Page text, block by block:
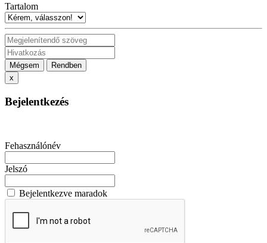
Tartalom
Mégsem
Rendben
x
Bejelentkezés
Fehasználónév
Jelszó
Bejelentkezve maradok